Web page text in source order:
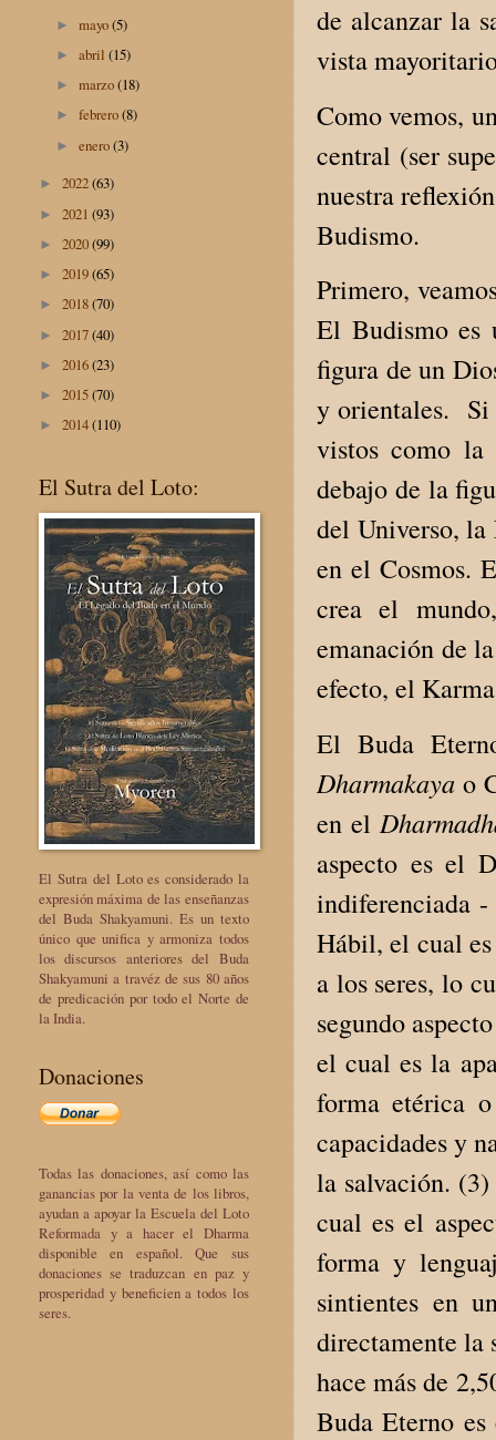
de alcanzar la
vista
Como vemos,
central (ser
nuestra
Budismo.
Primero,
El Budismo es
figura de un
y orientales. Si
vistos como la
debajo de la
del Universo, la
en el Cosmos.
crea el
emanación de
efecto, el
El Buda
Dharmakaya o
en el
aspecto es el
indiferenciada -
Hábil, el cual
a los seres, lo
segundo
el cual es la
forma etérica
capacidades y
la salvación.
cual es el
forma y
sintientes en
directamente la
hace más de
Buda Eterno
►mayo(5)
►abril(15)
►marzo(18)
►febrero(8)
►enero(3)
► 2022(63)
► 2021 (93)
► 2020(99)
► 2019(65)
► 2018(70)
► 2017(40)
► 2016(23)
► 2015(70)
► 2014(110)
El Sutra del Loto:
El Sutra del Loto es considerado la
expresión máxima de las enseñanzas
del Buda Shakyamuni. Es un texto
único que unifica y armoniza todos
los discursos anteriores del Buda
Shakyamuni a travéz de sus 80 años
de predicación por todo el Norte de
la India.
Donaciones
Todas las donaciones, así como las
ganancias por la venta de los libros,
ayudan a apoyar la Escuela del Loto
Reformada y a hacer el Dharma
disponible en español. Que sus
donaciones se traduzcan en paz y
prosperidad y beneficien a todos los
seres.